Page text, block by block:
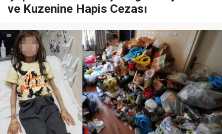
ve Kuzenine Hapis Cezası